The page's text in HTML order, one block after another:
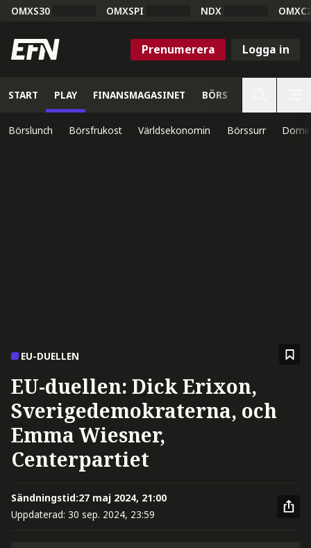
OMXS30 OMXSPI NDX
Prenumerera Logga in
START PLAY FINANSMAGASINET BÖRS
Börslunch Börsfrukost Världsekonomin Börssurr
EU-DUELLEN
EU-duellen: Dick Erixon,
Sverigedemokraterna, och
Emma Wiesner,
Centerpartiet
Sändningstid:27 maj 2024, 21:00
Uppdaterad: 30 sep. 2024, 23:59